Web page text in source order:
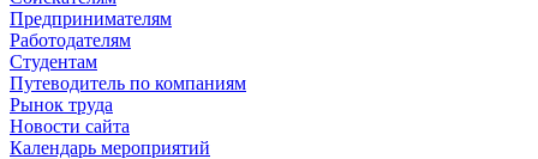
Предпринимателям
Работодателям
Студентам
Путеводитель по компаниям
Рынок труда
Новости сайта
Календарь мероприятий